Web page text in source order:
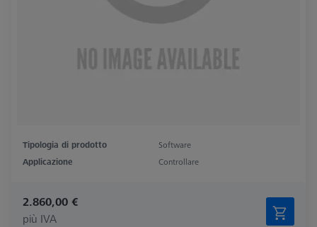
Tipologia di prodotto
Software
Applicazione
Controllare
2.860,00 €
più IVA